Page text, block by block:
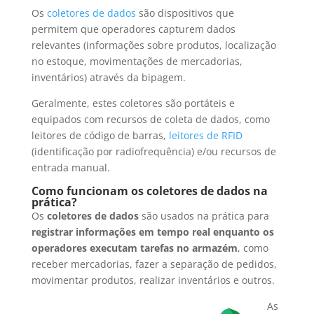
Os coletores de dados são dispositivos que
permitem que operadores capturem dados
relevantes (informações sobre produtos, localização
no estoque, movimentações de mercadorias,
inventários) através da bipagem.
Geralmente, estes coletores são portáteis e
equipados com recursos de coleta de dados, como
leitores de código de barras, leitores de RFID
(identificação por radiofrequência) e/ou recursos de
entrada manual.
Como funcionam os coletores de dados na
prática?
Os coletores de dadossão usados na prática para
registrar informações em tempo real enquanto os
operadores executam tarefas no armazém, como
receber mercadorias, fazer a separação de pedidos,
movimentar produtos, realizar inventários e outros.
As